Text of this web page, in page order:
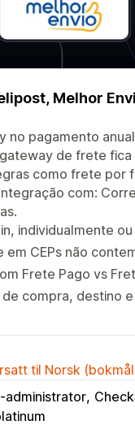
Melhor
pagamento
de frete
como frete por
com:
individualmente
CEPs não
Frete Pago vs
compra, destino e
til Norsk
administrator